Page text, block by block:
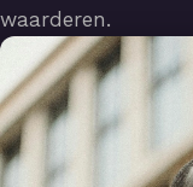
waarderen.